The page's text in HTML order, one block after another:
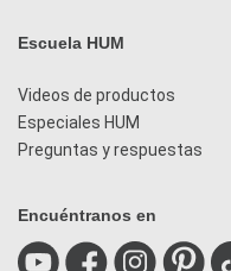
Escuela HUM
Videos de productos
Especiales HUM
Preguntas y respuestas
Encuéntranos en